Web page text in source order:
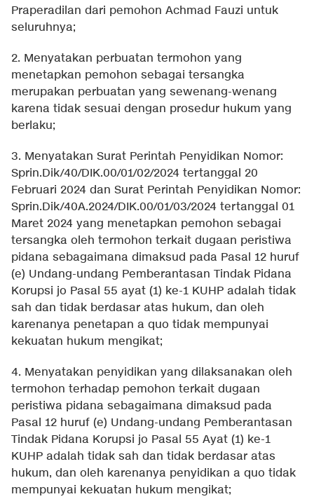
Praperadilan dari pemohon Achmad Fauzi untuk
seluruhnya;
2. Menyatakan perbuatan termohon yang
menetapkan pemohon sebagai tersangka
merupakan perbuatan yang sewenang-wenang
karena tidak sesuai dengan prosedur hukum yang
berlaku;
3. Menyatakan Surat Perintah Penyidikan Nomor:
Sprin.Dik/40/DIK.00/01/02/2024 tertanggal 20
Februari 2024 dan Surat Perintah Penyidikan Nomor:
Sprin.Dik/40A.2024/DIK.00/01/03/2024 tertanggal 01
Maret 2024 yang menetapkan pemohon sebagai
tersangka oleh termohon terkait dugaan peristiwa
pidana sebagaimana dimaksud pada Pasal 12 huruf
(e) Undang-undang Pemberantasan Tindak Pidana
Korupsi jo Pasal 55 ayat (1) ke-1 KUHP adalah tidak
sah dan tidak berdasar atas hukum, dan oleh
karenanya penetapan a quo tidak mempunyai
kekuatan hukum mengikat;
4. Menyatakan penyidikan yang dilaksanakan oleh
termohon terhadap pemohon terkait dugaan
peristiwa pidana sebagaimana dimaksud pada
Pasal 12 huruf (e) Undang-undang Pemberantasan
Tindak Pidana Korupsi jo Pasal 55 Ayat (1) ke-1
KUHP adalah tidak sah dan tidak berdasar atas
hukum, dan oleh karenanya penyidikan a quo tidak
mempunyai kekuatan hukum mengikat;